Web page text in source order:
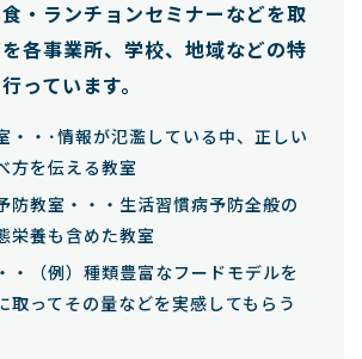
・ランチョンセミナーなどを取
各事業所、学校、地域などの特
っています。
・・･情報が氾濫している中、正しい
方を伝える教室
防教室・・・生活習慣病予防全般の
栄養も含めた教室
・（例）種類豊富なフードモデルを
取ってその量などを実感してもらう